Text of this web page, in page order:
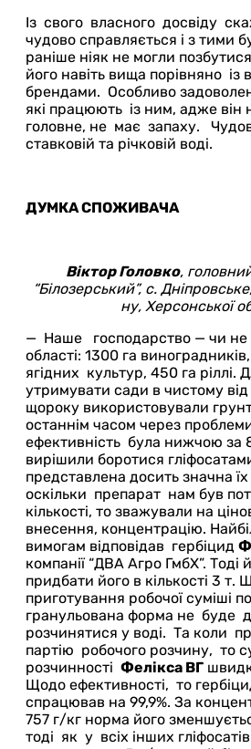
Із свого власного досвіду
чудово справляється і з тими
раніше ніяк не могли
його навіть вища порівняно із
брендами. Особливо
які працюють із ним, адже він
головне, не має запаху.
ставковій та річковій воді.
ДУМКА СПОЖИВАЧА
Віктор Головко,
“Білозерський”, с.
ну, Херсонської
— Наше господарство — чи не
області: 1300 га
ягідних культур, 450 га ріллі.
утримувати сади в чистому від
щороку використовували
останнім часом через
ефективність була нижчою за
вирішили боротися
представлена досить значна їх
оскільки препарат нам був
кількості, то зважували на
внесення, концентрацію.
вимогам відповідав гербіцид
компанії “ДВА Агро ГмбХ”. Тоді
придбати його в кількості 3 т.
приготування робочої суміші
гранульована форма не буде
розчинятися у воді. Та коли
партію робочого розчину, то
розчинності Фелікса ВГ
Щодо ефективності, то
спрацював на 99,9%. За
757 г/кг норма його
тоді як у всіх інших